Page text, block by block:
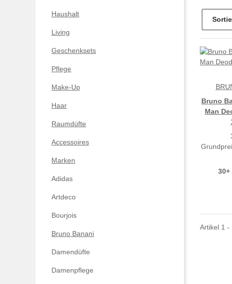
Bruno
Man
Artikel 1 -
Haushalt
Living
Geschenksets
Pflege
Make-Up
Haar
Raumdüfte
Accessoires
Marken
Adidas
Artdeco
Bourjois
Bruno Banani
Damendüfte
Damenpflege